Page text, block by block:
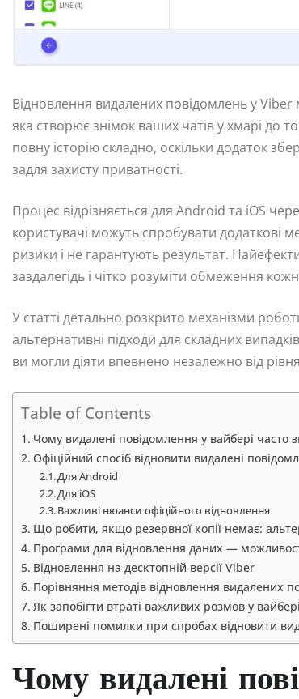
Відновлення видалених повідомлень у
яка створює знімок ваших чатів у хмарі до
повну історію складно, оскільки додаток
задля захисту приватності.
Процес відрізняється для Android та iOS
користувачі можуть спробувати додаткові
ризики і не гарантують результат.
заздалегідь і чітко розуміти обмеження
У статті детально розкрито механізми
альтернативні підходи для складних
ви могли діяти впевнено незалежно від
Table of Contents
Чому видалені повідомлення у вайбері часто
Офіційний спосіб відновити видалені
Для Android
Для iOS
Важливі нюанси офіційного відновлення
Що робити, якщо резервної копії немає:
Програми для відновлення даних —
Відновлення на десктопній версії Viber
Порівняння методів відновлення видалених
Як запобігти втраті важливих розмов у
Поширені помилки при спробах відновити
Чому видалені